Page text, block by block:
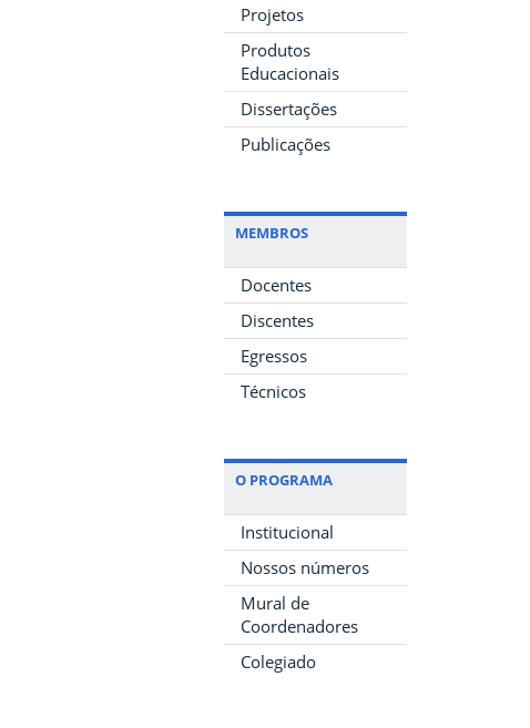
Projetos
Produtos
Educacionais
Dissertações
Publicações
MEMBROS
Docentes
Discentes
Egressos
Técnicos
O PROGRAMA
Institucional
Nossos números
Mural de
Coordenadores
Colegiado